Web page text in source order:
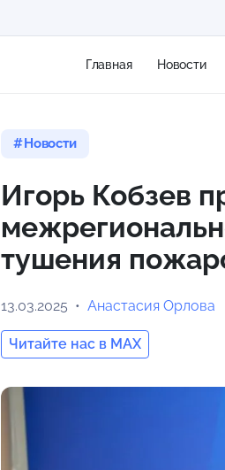
Главная Новости
Новости
Игорь Кобзев
тушения
13.03.2025 Анастасия Орлова
Читайте нас в MAX